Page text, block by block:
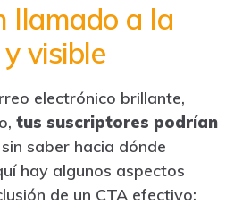
llamado a la
visible
electrónico brillante,
tus suscriptores podrían
sin saber hacia dónde
hay algunos aspectos
de un CTA efectivo: